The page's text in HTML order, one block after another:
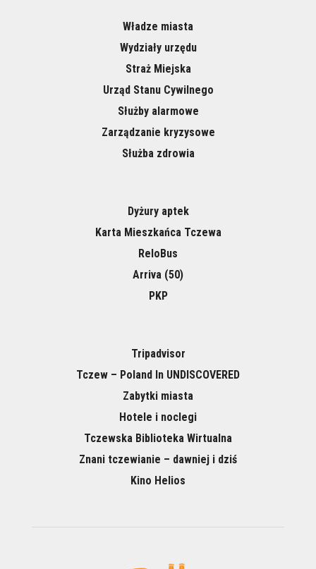
Władze miasta
Wydziały urzędu
Straż Miejska
Urząd Stanu Cywilnego
Służby alarmowe
Zarządzanie kryzysowe
Służba zdrowia
Dyżury aptek
Karta Mieszkańca Tczewa
ReloBus
Arriva (50)
PKP
Tripadvisor
Tczew – Poland In UNDISCOVERED
Zabytki miasta
Hotele i noclegi
Tczewska Biblioteka Wirtualna
Znani tczewianie – dawniej i dziś
Kino Helios